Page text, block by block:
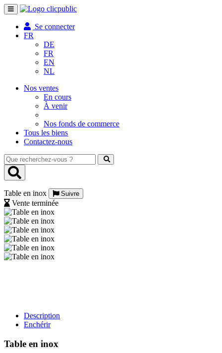
Toggle
navigation
Se connecter
FR
DE
FR
EN
NL
Nos ventes
En cours
À venir
Nos fonds de commerce
Tous les biens
Contactez-nous
Que
recherchez-
vous
Table en inox
Suivre
Vente terminée
Description
Enchérir
Table en inox